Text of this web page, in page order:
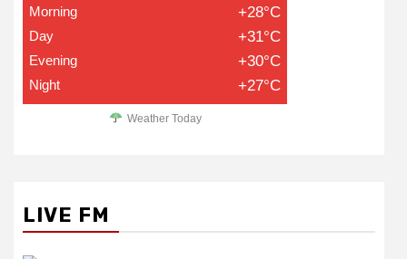
Morning +28°C
Day +31°C
Evening +30°C
Night +27°C
Weather Today
LIVE FM